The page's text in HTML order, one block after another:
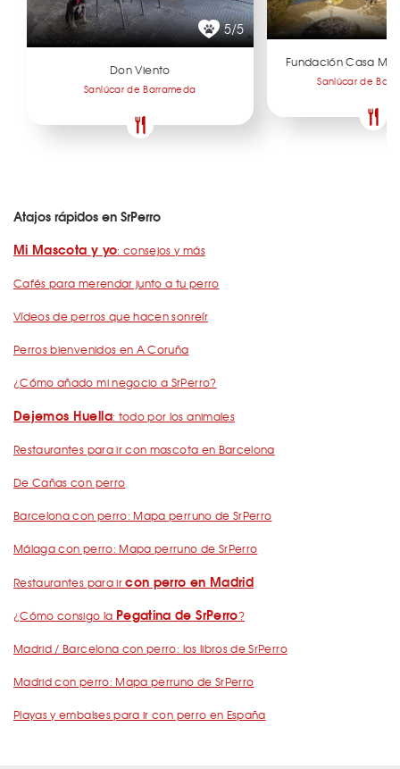
5/5
Don Viento
Sanlúcar de Barrameda
Fundación Casa
Sanlúcar de
Atajos rápidos en SrPerro
Mi Mascota y yo: consejos y más
Cafés para merendar junto a tu perro
Vídeos de perros que hacen sonreír
Perros bienvenidos en A Coruña
¿Cómo añado mi negocio a SrPerro?
Dejemos Huella: todo por los animales
Restaurantes para ir con mascota en Barcelona
De Cañas con perro
Barcelona con perro: Mapa perruno de SrPerro
Málaga con perro: Mapa perruno de SrPerro
Restaurantes para ircon perro en Madrid
¿Cómo consigo la Pegatina de SrPerro?
Madrid / Barcelona con perro: los libros de SrPerro
Madrid con perro: Mapa perruno de SrPerro
Playas y embalses para ir con perro en España